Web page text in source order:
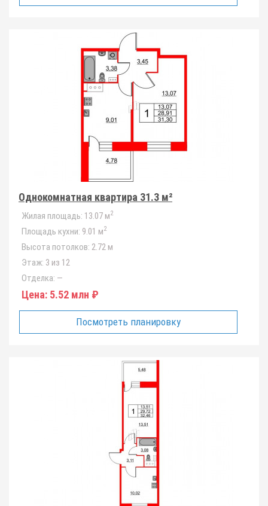
Однокомнатная квартира 31.3 м²
Жилая площадь: 13.07 м2
Площадь кухни: 9.01 м2
Высота потолков: 2.72 м
Этаж: 3 из 12
Отделка: —
Цена: 5.52 млн ₽
Посмотреть планировку